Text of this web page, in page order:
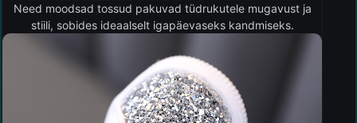
Need moodsad tossud pakuvad tüdrukutele mugavust ja
stiili, sobides ideaalselt igapäevaseks kandmiseks.